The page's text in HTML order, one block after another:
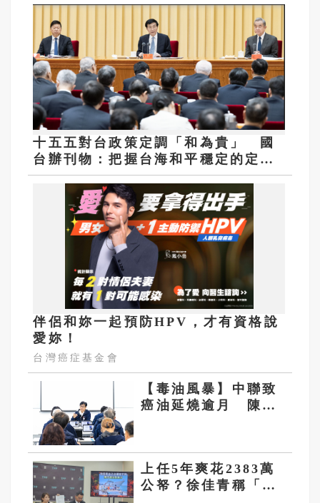
十五五對台政策定調「和為貴」 國
台辦刊物：把握台海和平穩定的定海
神針
伴侶和妳一起預防HPV，才有資格說
愛妳！
台灣癌症基金會
【毒油風暴】中聯致
癌油延燒逾月 陳其
上任5年爽花2383萬
公帑？徐佳青稱「撙